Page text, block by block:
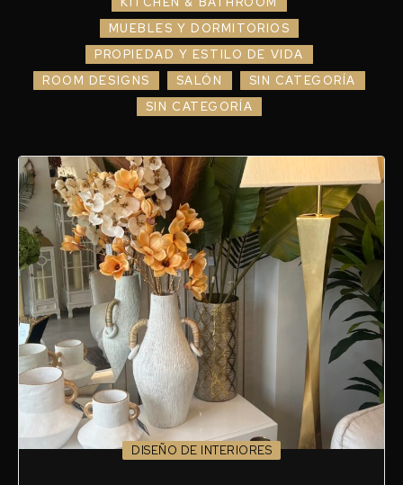
MUEBLES Y DORMITORIOS
PROPIEDAD Y ESTILO DE VIDA
ROOM DESIGNS
SALÓN
SIN CATEGORÍA
SIN CATEGORÍA
DISEÑO DE INTERIORES